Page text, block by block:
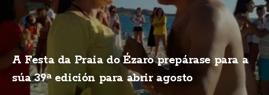
A Festa da Praia do Ézaro prepárase para a
súa 39ª edición para abrir agosto